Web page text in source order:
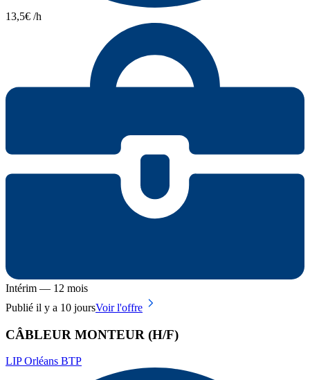
13,5€ /h
Intérim — 12 mois
Publié il y a 10 joursVoir l'offre
CÂBLEUR MONTEUR (H/F)
LIP Orléans BTP